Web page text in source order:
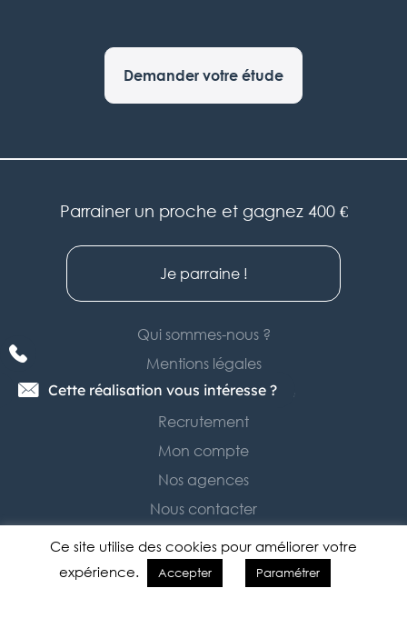
Cette réalisation vous intéresse ?
Demander votre étude
Parrainer un proche et gagnez 400 €
Je parraine !
Qui sommes-nous ?
Mentions légales
Politique de confidentialité
Recrutement
Mon compte
Nos agences
Nous contacter
Ce site utilise des cookies pour améliorer votre
expérience.
Accepter Paramétrer